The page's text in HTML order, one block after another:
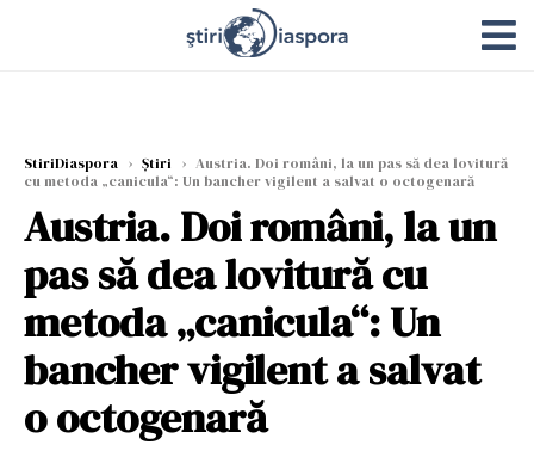
StiriDiaspora › Știri › Austria. Doi români, la un pas să dea lovitură
cu metoda „canicula“: Un bancher vigilent a salvat o octogenară
Austria. Doi români, la un
pas să dea lovitură cu
metoda „canicula“: Un
bancher vigilent a salvat
o octogenară